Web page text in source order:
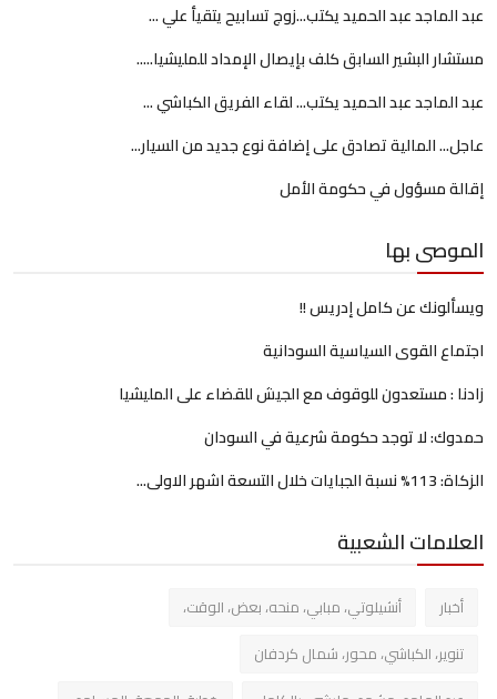
عبد الماجد عبد الحميد يكتب...زوج تسابيح يتقيأ علي ...
مستشار البشير السابق كلف بإيصال الإمداد للمليشيا.....
عبد الماجد عبد الحميد يكتب... لقاء الفريق الكباشي ...
عاجل... المالية تصادق على إضافة نوع جديد من السيار...
إقالة مسؤول في حكومة الأمل
الموصى بها
ويسألونك عن كامل إدريس !!
اجتماع القوى السياسية السودانية
زادنا : مستعدون للوقوف مع الجيش للقضاء على المليشيا
حمدوك: لا توجد حكومة شرعية في السودان
الزكاة: 113% نسبة الجبايات خلال التسعة اشهر الاولى...
العلامات الشعبية
أخبار
أنشيلوتي، مبابي، منحه، بعض، الوقت،
تنوير، الكباشي، محور، شمال كردفان